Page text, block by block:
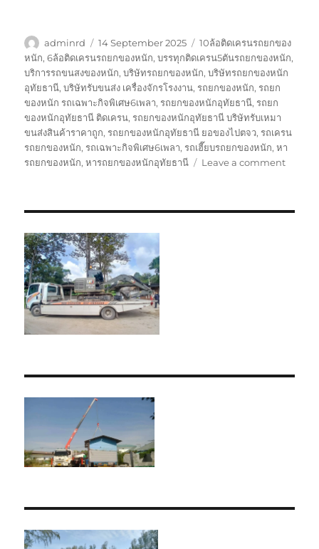
Author
adminrd
Posted
on
14 September 2025 Tags
10ล้อติดเครนรถยกของ
หนัก,6ล้อติดเครนรถยกของหนัก,บรรทุกติดเครน5ตันรถยกของหนัก,
บริการรถขนสงของหนัก,บริษัทรถยกของหนัก,บริษัทรถยกของหนัก
อุทัยธานี,บริษัทรับขนส่ง เครื่องจักรโรงงาน,รถยกของหนัก,รถยก
ของหนัก รถเฉพาะกิจพิเศษ6เพลา,รถยกของหนักอุทัยธานี,รถยก
ของหนักอุทัยธานี ติดเครน,รถยกของหนักอุทัยธานี บริษัทรับเหมา
ขนส่งสินค้าราคาถูก,รถยกของหนักอุทัยธานี ยอของไปตจว,รถเครน
รถยกของหนัก,รถเฉพาะกิจพิเศษ6เพลา,รถเฮี๊ยบรถยกของหนัก,หา
รถยกของหนัก,หารถยกของหนักอุทัยธานี Leave a commenton